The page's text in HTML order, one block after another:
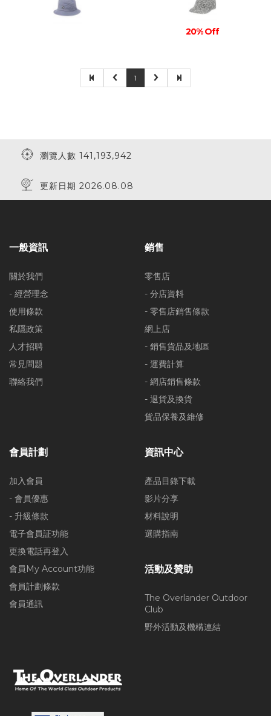
20% Off
1
瀏覽人數 141,193,942
更新日期 2026.08.08
一般資訊
關於我們
- 經營理念
使用條款
私隱政策
人才招聘
常見問題
聯絡我們
銷售
零售店
- 分店資料
- 零售店銷售條款
網上店
- 銷售貨品及地區
- 運費計算
- 網店銷售條款
- 退貨及換貨
貨品保養及維修
會員計劃
加入會員
- 會員優惠
- 升級條款
電子會員証功能
更換電話再登入
會員My Account功能
會員計劃條款
會員通訊
資訊中心
產品目錄下載
影片分享
材料說明
選購指南
活動及贊助
The Overlander Outdoor
Club
野外活動及機構連結